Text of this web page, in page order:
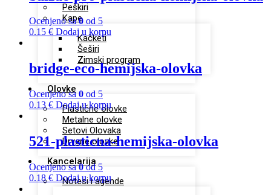
Peškiri
Kape
Kačketi
Šeširi
Zimski program
Olovke
Plastične olovke
Metalne olovke
Setovi Olovaka
Drvene olovke
Kancelarija
Notesi i agende
Ocenjeno sa0 od 5
0.15 € Dodaj u korpu
bridge-eco-hemijska-olovka
Ocenjeno sa 0 od 5
0.13 € Dodaj u korpu
521-plasticna-hemijska-olovka
Ocenjeno sa0od 5
0.18€ Dodaj u korpu